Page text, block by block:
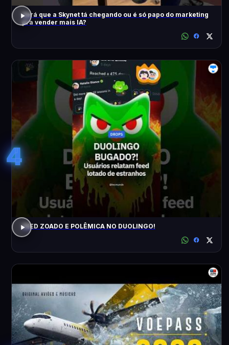
Será que a Skynet tá chegando ou é só papo do marketing
pra vender mais IA?
4
FEED ZOADO E POLÊMICA NO DUOLINGO!